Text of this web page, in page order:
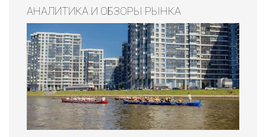
АНАЛИТИКА И ОБЗОРЫ РЫНКА